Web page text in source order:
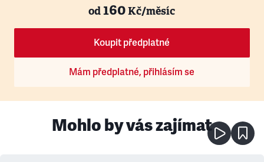
od160Kč/měsíc
Koupit předplatné
Mám předplatné, přihlásím se
Mohlo by vás zajímat